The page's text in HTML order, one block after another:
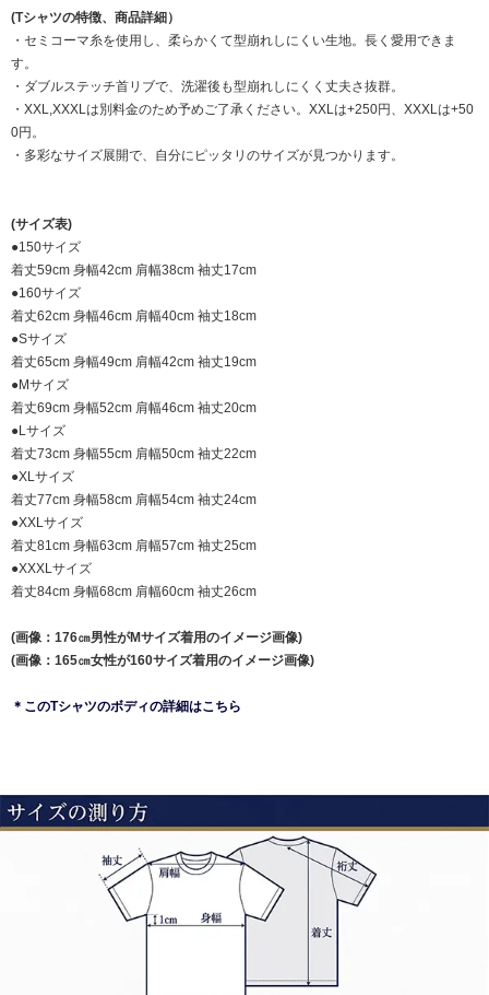
(Tシャツの特徴、商品詳細）
・セミコーマ糸を使用し、柔らかくて型崩れしにくい生地。長く愛用できま
す。
・ダブルステッチ首リブで、洗濯後も型崩れしにくく丈夫さ抜群。
・XXL,XXXLは別料金のため予めご了承ください。XXLは+250円、XXXLは+50
0円。
・多彩なサイズ展開で、自分にピッタリのサイズが見つかります。
(サイズ表)
●150サイズ
着丈59cm 身幅42cm 肩幅38cm 袖丈17cm
●160サイズ
着丈62cm 身幅46cm 肩幅40cm 袖丈18cm
●Sサイズ
着丈65cm 身幅49cm 肩幅42cm 袖丈19cm
●Mサイズ
着丈69cm 身幅52cm 肩幅46cm 袖丈20cm
●Lサイズ
着丈73cm 身幅55cm 肩幅50cm 袖丈22cm
●XLサイズ
着丈77cm 身幅58cm 肩幅54cm 袖丈24cm
●XXLサイズ
着丈81cm 身幅63cm 肩幅57cm 袖丈25cm
●XXXLサイズ
着丈84cm 身幅68cm 肩幅60cm 袖丈26cm
(画像：176㎝男性がMサイズ着用のイメージ画像)
(画像：165㎝女性が160サイズ着用のイメージ画像)
＊このTシャツのボディの詳細はこちら